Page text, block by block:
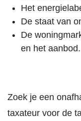
Het
De staat van
De
en het aanbod.
Zoek je een
taxateur voor de